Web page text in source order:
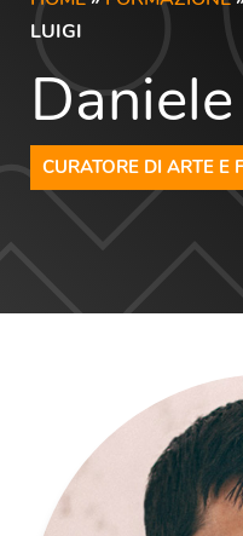
LUIGI
CURATORE DI ARTE E